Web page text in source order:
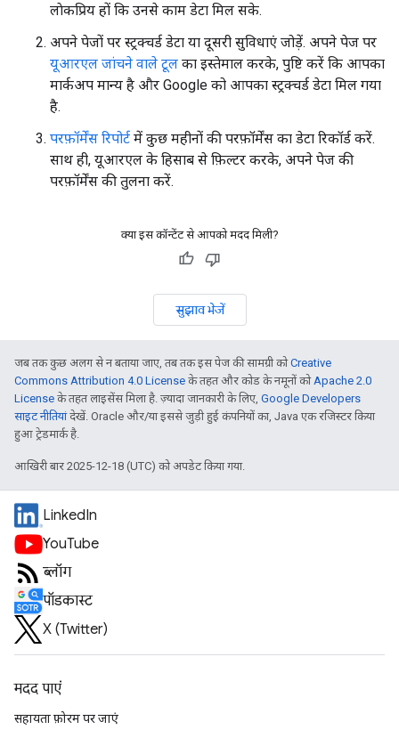
लाेकप्रिय हों कि उनसे काम डेटा मिल सके.
अपने पेजाें पर स्ट्रक्चर्ड डेटा या दूसरी सुविधाएं जोड़ें. अपने पेज पर
यूआरएल जांचने वाले टूल का इस्तेमाल करके, पुष्टि करें कि आपका
मार्कअप मान्य है और Google को आपका स्ट्रक्चर्ड डेटा मिल गया
है.
परफ़ॉर्मेंस रिपोर्ट में कुछ महीनों की परफ़ॉर्मेंस का डेटा रिकॉर्ड करें.
साथ ही, यूआरएल के हिसाब से फ़िल्टर करके, अपने पेज की
परफ़ॉर्मेंस की तुलना करें.
क्या इस कॉन्टेंट से आपको मदद मिली?
सुझाव भेजें
जब तक कुछ अलग से न बताया जाए, तब तक इस पेज की सामग्री कोCreative
Commons Attribution 4.0 License के तहत और कोड के नमूनों को Apache 2.0
License के तहत लाइसेंस मिला है. ज़्यादा जानकारी के लिए, Google Developers
साइट नीतियांदेखें. Oracle और/या इससे जुड़ी हुई कंपनियों का, Java एक रजिस्टर किया
हुआ ट्रेडमार्क है.
आखिरी बार 2025-12-18 (UTC) को अपडेट किया गया.
LinkedIn
YouTube
ब्लॉग
पॉडकास्ट
X (Twitter)
मदद पाएं
सहायता फ़ोरम पर जाएं